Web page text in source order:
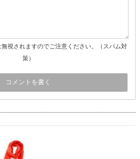
視されますのでご注意ください。（スパム対
策）